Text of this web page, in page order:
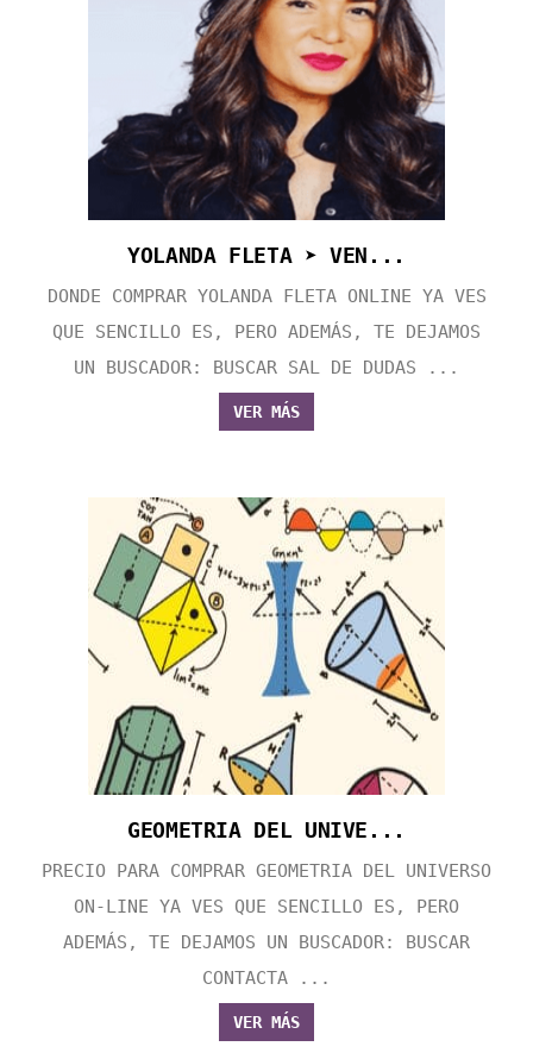
YOLANDA FLETA ➤ VEN...
DONDE COMPRAR YOLANDA FLETA ONLINE YA VES
QUE SENCILLO ES, PERO ADEMÁS, TE DEJAMOS
UN BUSCADOR: BUSCAR SAL DE DUDAS ...
VER MÁS
GEOMETRIA DEL UNIVE...
PRECIO PARA COMPRAR GEOMETRIA DEL UNIVERSO
ON-LINE YA VES QUE SENCILLO ES, PERO
ADEMÁS, TE DEJAMOS UN BUSCADOR: BUSCAR
CONTACTA ...
VER MÁS